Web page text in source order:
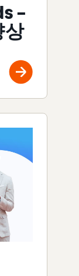
–
상